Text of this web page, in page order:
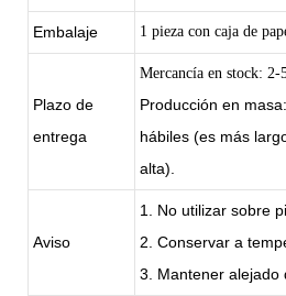
Embalaje 1 pieza con caja de
Plazo de
entrega
Mercancía en stock: 2-
Producción en
hábiles (es más
alta).
Aviso
1. No utilizar sobre
2. Conservar a
3. Mantener alejado